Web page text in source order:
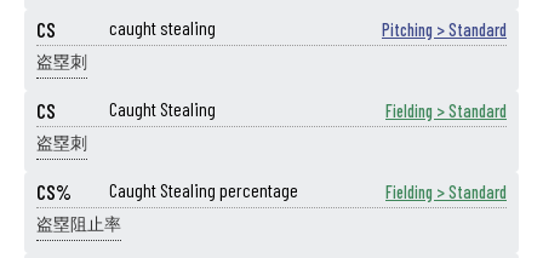
CS caught stealing Pitching > Standard
盗塁刺
CS Caught Stealing Fielding > Standard
盗塁刺
CS% Caught Stealing percentage Fielding > Standard
盗塁阻止率